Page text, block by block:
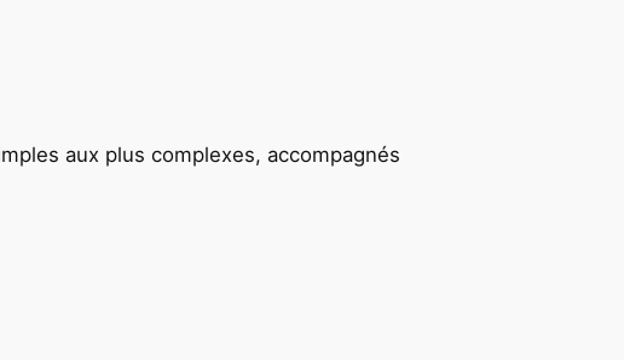
aux plus complexes, accompagnés